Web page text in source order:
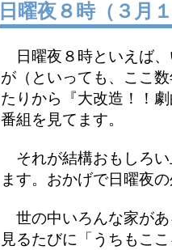
日曜夜８時（３月
日曜夜８時といえば、
が（といっても、ここ
たりから『大改造！！
番組を見てます。
それが結構おもしろい
ます。おかげで日曜夜
世の中いろんな家があ
見るたびに「うちもこ